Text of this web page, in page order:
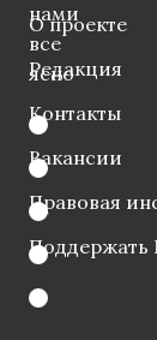
нами
все
ясно
О проекте
Редакция
Контакты
Вакансии
Правовая
Поддержать